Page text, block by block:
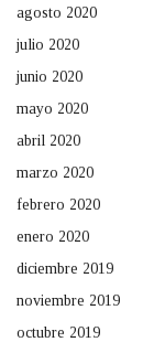
agosto 2020
julio 2020
junio 2020
mayo 2020
abril 2020
marzo 2020
febrero 2020
enero 2020
diciembre 2019
noviembre 2019
octubre 2019